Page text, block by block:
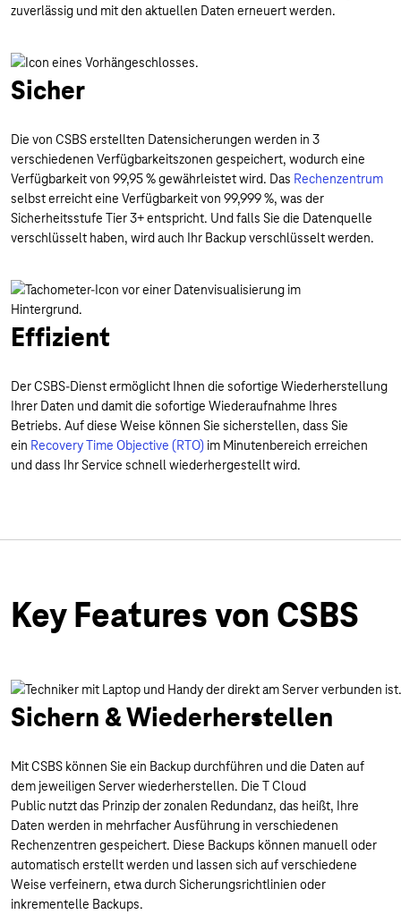
zuverlässig und mit den aktuellen Daten erneuert werden.
Sicher
Die von CSBS erstellten Datensicherungen werden in 3
verschiedenen Verfügbarkeitszonen gespeichert, wodurch eine
Verfügbarkeit von 99,95 % gewährleistet wird. Das Rechenzentrum
selbst erreicht eine Verfügbarkeit von 99,999 %, was der
Sicherheitsstufe Tier 3+ entspricht. Und falls Sie die Datenquelle
verschlüsselt haben, wird auch Ihr Backup verschlüsselt werden.
Effizient
Der CSBS-Dienst ermöglicht Ihnen die sofortige Wiederherstellung
Ihrer Daten und damit die sofortige Wiederaufnahme Ihres
Betriebs. Auf diese Weise können Sie sicherstellen, dass Sie
ein Recovery Time Objective (RTO) im Minutenbereich erreichen
und dass Ihr Service schnell wiederhergestellt wird.
Key Features von CSBS
Sichern & Wiederherstellen
Mit CSBS können Sie ein Backup durchführen und die Daten auf
dem jeweiligen Server wiederherstellen. Die T Cloud
Public nutzt das Prinzip der zonalen Redundanz, das heißt, Ihre
Daten werden in mehrfacher Ausführung in verschiedenen
Rechenzentren gespeichert. Diese Backups können manuell oder
automatisch erstellt werden und lassen sich auf verschiedene
Weise verfeinern, etwa durch Sicherungsrichtlinien oder
inkrementelle Backups.